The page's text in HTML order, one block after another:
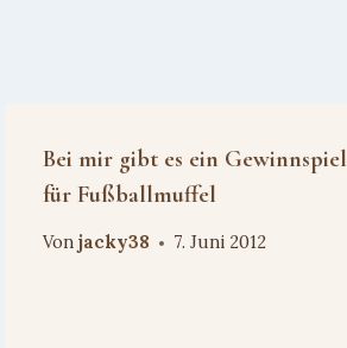
Bei mir gibt es ein Gewinnspiel
für Fußballmuffel
Von jacky38 7. Juni 2012